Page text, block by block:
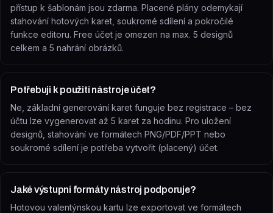
přístup k šablonám jsou zdarma. Placené plány odemykají
stahování hotových karet, soukromé sdílení a pokročilé
funkce editoru. Free účet je omezen na max. 5 designů
celkem a 5 nahrání obrázků.
Potřebuji k použití nástroje účet?
Ne, základní generování karet funguje bez registrace – bez
účtu lze vygenerovat až 5 karet za hodinu. Pro uložení
designů, stahování ve formátech PNG/PDF/PPT nebo
soukromé sdílení je potřeba vytvořit (placený) účet.
Jaké výstupní formáty nástroj podporuje?
Hotovou valentýnskou kartu lze exportovat ve formátech